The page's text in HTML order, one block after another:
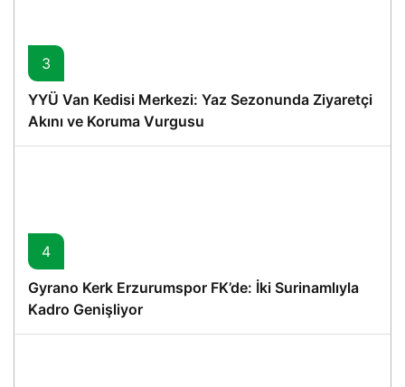
3
YYÜ Van Kedisi Merkezi: Yaz Sezonunda Ziyaretçi
Akını ve Koruma Vurgusu
4
Gyrano Kerk Erzurumspor FK’de: İki Surinamlıyla
Kadro Genişliyor